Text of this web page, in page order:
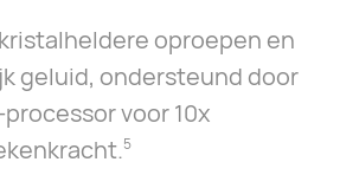
oproepen en
geluid, ondersteund door
processor voor 10x
5